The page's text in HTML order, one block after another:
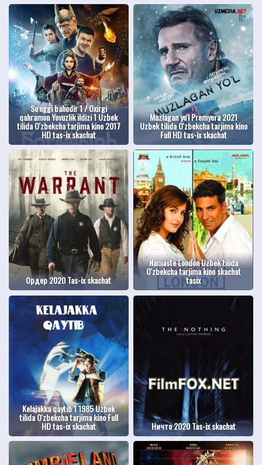
So'nggi bahodir 1 / Oxirgi
qahramon Yovuzlik ildizi 1 Uzbek
tilida O'zbekcha tarjima kino 2017
HD tas-ix skachat
Muzlagan yo'l Premyera 2021
Uzbek tilida O'zbekcha tarjima kino
Full HD tas-ix skachat
Ордер 2020 Tas-ix skachat
Namaste London Uzbek tilida
O'zbekcha tarjima kino skachat
tasix
Kelajakka qaytib 1 1985 Uzbek
tilida O'zbekcha tarjima kino Full
HD tas-ix skachat Ничто 2020 Tas-ix skachat